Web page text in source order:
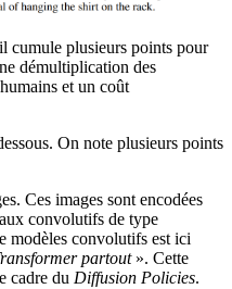
cumule plusieurs points pour
démultiplication des
et un coût
On note plusieurs points
Ces images sont encodées
convolutifs de type
modèles convolutifs est ici
partout». Cette
cadre du Diffusion Policies.